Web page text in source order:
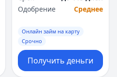
Одобрение
Среднее
Онлайн займ на карту
Срочно
Получить деньги